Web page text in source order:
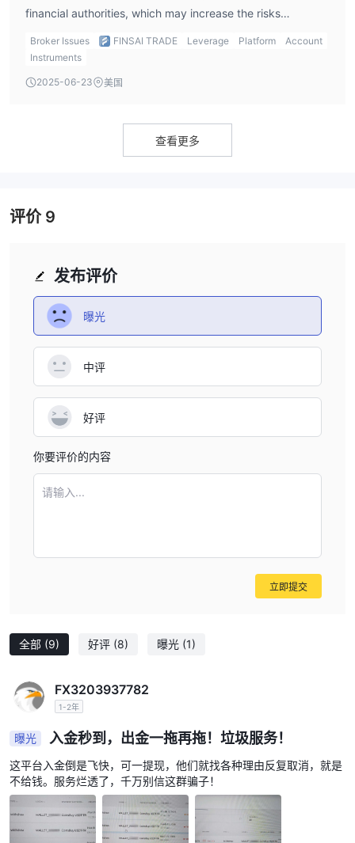
financial authorities, which may increase the risks
involved. Additionally, the platform does not offer demo
accounts or support MT4/MT5, limiting its appeal to some
Broker Issues FINSAI TRADE Leverage Platform
Account
Instruments
2025-06-23 美国
查看更多
全部 (9) 好评 (8) 曝光 (1)
FX3203937782
1-2年
曝光 入金秒到，出金一拖再拖！垃圾服务！
这平台入金倒是飞快，可一提现，他们就找各种理由反复取消，就是
不给钱。服务烂透了，千万别信这群骗子！
发布评价
曝光
中评
好评
你要评价的内容
请输入...
立即提交
评价9